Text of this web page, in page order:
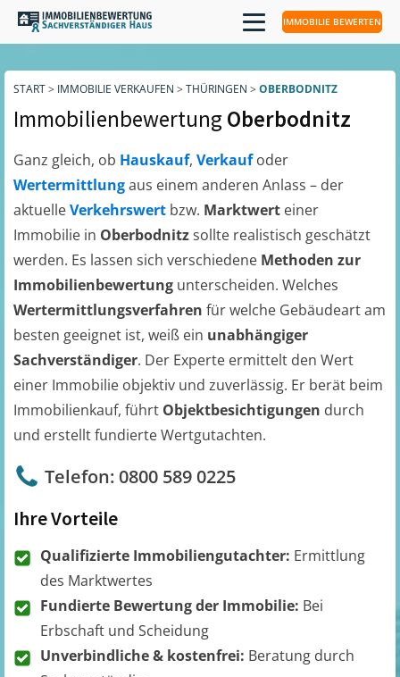
IMMOBILIE BEWERTEN
START> IMMOBILIE VERKAUFEN > THÜRINGEN > OBERBODNITZ
ImmobilienbewertungOberbodnitz
Ganz gleich, ob Hauskauf, Verkaufoder
Wertermittlungaus einem anderen Anlass – der
aktuelleVerkehrswert bzw. Marktwert einer
Immobilie in Oberbodnitzsollte realistisch geschätzt
werden. Es lassen sich verschiedene Methoden zur
Immobilienbewertung unterscheiden. Welches
Wertermittlungsverfahren für welche Gebäudeart am
besten geeignet ist, weiß ein unabhängiger
Sachverständiger. Der Experte ermittelt den Wert
einer Immobilie objektiv und zuverlässig. Er berät beim
Immobilienkauf, führt Objektbesichtigungen durch
und erstellt fundierte Wertgutachten.
Telefon: 0800 589 0225
Ihre Vorteile
Qualifizierte Immobiliengutachter: Ermittlung
des Marktwertes
Fundierte Bewertung der Immobilie: Bei
Erbschaft und Scheidung
Unverbindliche & kostenfrei: Beratung durch